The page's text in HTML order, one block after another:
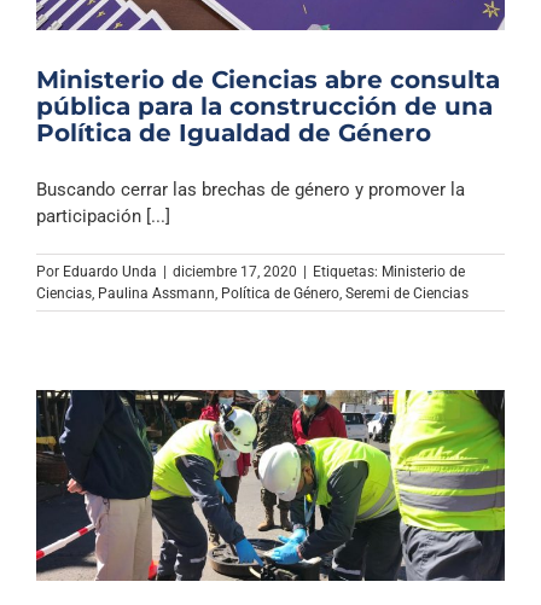
Ministerio de Ciencias abre consulta
pública para la construcción de una
Política de Igualdad de Género
Buscando cerrar las brechas de género y promover la
participación [...]
Por Eduardo Unda diciembre 17, 2020 Etiquetas: Ministerio de
Ciencias, Paulina Assmann, Política de Género, Seremi de Ciencias